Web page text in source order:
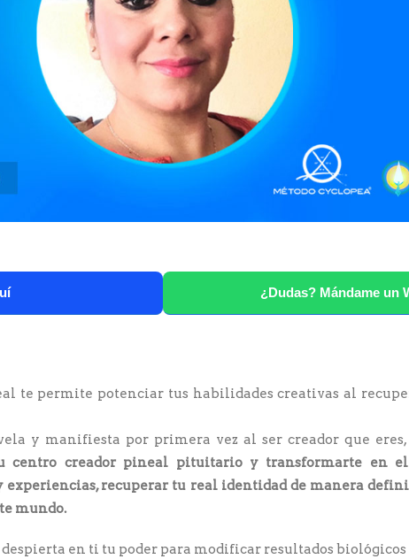
¿Dudas? Mándame un
te permite potenciar tus habilidades creativas al
y manifiesta por primera vez al ser creador que
centro creador pineal pituitario y transformarte en
experiencias, recuperar tu real identidad de manera
mundo.
en ti tu poder para modificar resultados